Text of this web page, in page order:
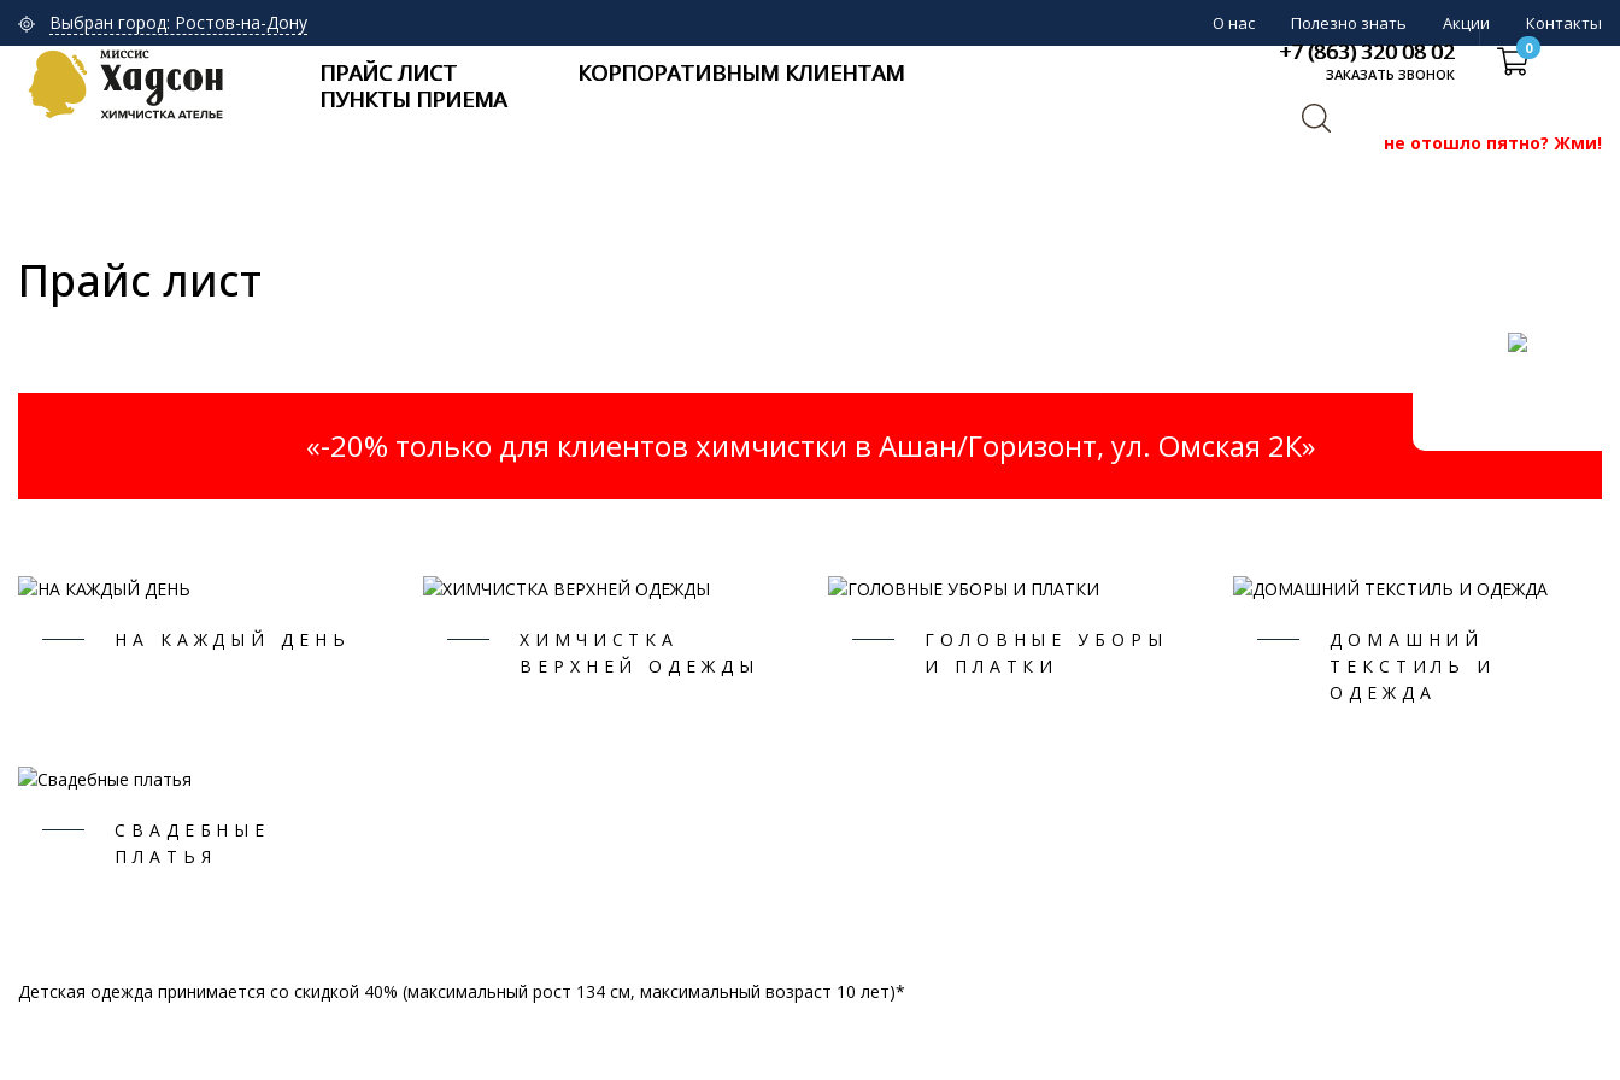
Выбран город: Ростов-на-Дону О нас Полезно знать Акции Контакты
ПРАЙС ЛИСТ
КОРПОРАТИВНЫМ КЛИЕНТАМ
ПУНКТЫ ПРИЕМА
+7 (863) 320 08 02
ЗАКАЗАТЬ ЗВОНОК
0
не отошло пятно? Жми!
Прайс лист
«-20% только для клиентов химчистки в Ашан/Горизонт, ул. Омская 2К»
НА КАЖДЫЙ ДЕНЬ
ХИМЧИСТКА
ВЕРХНЕЙ ОДЕЖДЫ
ГОЛОВНЫЕ УБОРЫ
И ПЛАТКИ
ДОМАШНИЙ
ТЕКСТИЛЬ И
ОДЕЖДА
СВАДЕБНЫЕ
ПЛАТЬЯ
Детская одежда принимается со скидкой 40% (максимальный рост 134 см, максимальный возраст 10 лет)*